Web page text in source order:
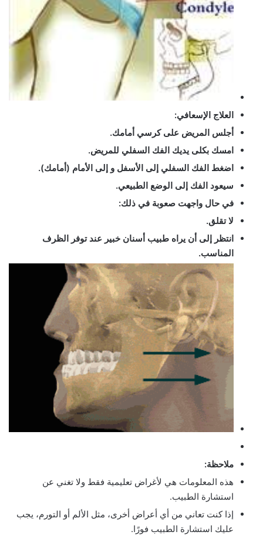
العلاج الإسعافي:
أجلس المريض على كرسي أمامك.
امسك بكلى يديك الفك السفلي للمريض.
اضغط الفك السفلي إلى الأسفل و إلى الأمام (أمامك).
سيعود الفك إلى الوضع الطبيعي.
في حال واجهت صعوبة في ذلك:
لا تقلق.
انتظر إلى أن يراه طبيب أسنان خبير عند توفر الظرف
المناسب.
ملاحظة:
هذه المعلومات هي لأغراض تعليمية فقط ولا تغني عن
استشارة الطبيب.
إذا كنت تعاني من أي أعراض أخرى، مثل الألم أو التورم، يجب
عليك استشارة الطبيب فورًا.